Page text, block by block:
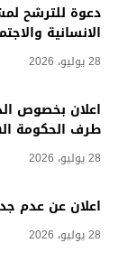
دعوة للترشح
الانسانية
28 يوليو، 2026
اعلان بخصوص
طرف الحكومة
28 يوليو، 2026
اعلان عن عدم
28 يوليو، 2026